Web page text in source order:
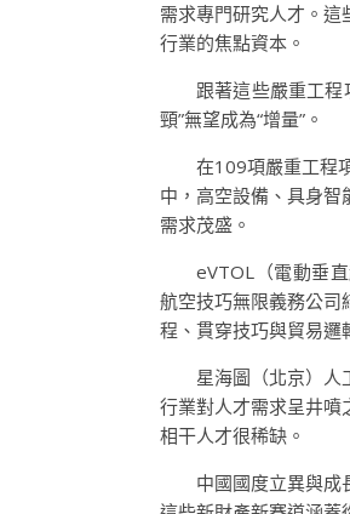
需求專門研究人才。
行業的焦點資本。
跟著這些嚴重工程
頸”無望成為“增量”。
在109項嚴重工程
中，高空設備、具身
需求茂盛。
eVTOL（電動垂
航空技巧無限義務公司
程、貫穿技巧與貿易邏
星海圖（北京）人
行業對人才需求呈井
相干人才很稀缺。
中國國度立異與成